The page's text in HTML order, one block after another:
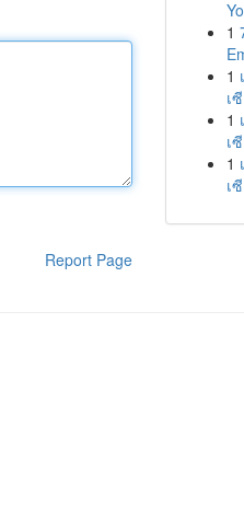
Report Page
1
1
เ
1
เ
1
เ